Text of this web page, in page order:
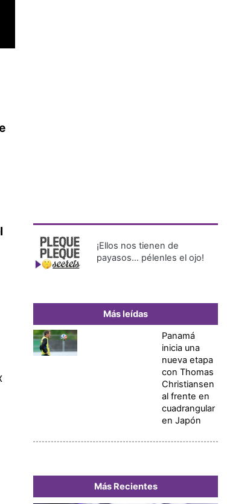
¡Ellos nos tienen de
payasos… pélenles el ojo!
Más leídas
Panamá
inicia una
nueva etapa
con Thomas
Christiansen
al frente en
cuadrangular
en Japón
Más Recientes